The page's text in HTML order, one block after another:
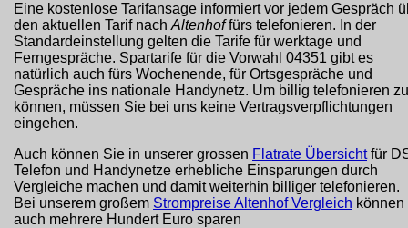
Eine kostenlose Tarifansage informiert vor jedem Gespräch
den aktuellen Tarif nach Altenhoffürs telefonieren. In der
Standardeinstellung gelten die Tarife für werktage und
Ferngespräche. Spartarife für die Vorwahl 04351 gibt es
natürlich auch fürs Wochenende, für Ortsgespräche und
Gespräche ins nationale Handynetz. Um billig telefonieren zu
können, müssen Sie bei uns keine Vertragsverpflichtungen
eingehen.
Auch können Sie in unserer grossen Flatrate Übersichtfür
Telefon und Handynetze erhebliche Einsparungen durch
Vergleiche machen und damit weiterhin billiger telefonieren.
Bei unserem großem Strompreise Altenhof Vergleich können
auch mehrere Hundert Euro sparen